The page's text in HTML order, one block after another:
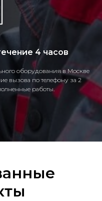
4 часов
оборудования в Москве
вызова по телефону за 2
работы.